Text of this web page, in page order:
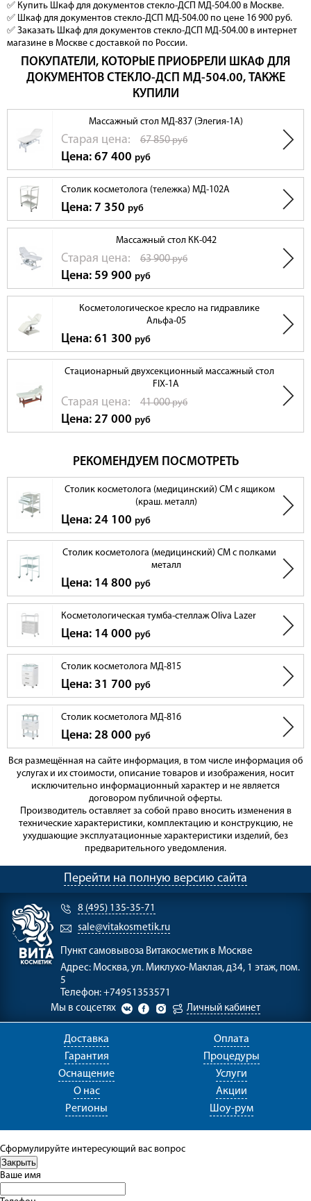
✅ Купить Шкаф для документов стекло-ДСП МД-504.00 в Москве.
✅ Шкаф для документов стекло-ДСП МД-504.00 по цене 16 900 руб.
✅ Заказать Шкаф для документов стекло-ДСП МД-504.00 в интернет
магазине в Москве с доставкой по России.
ПОКУПАТЕЛИ, КОТОРЫЕ ПРИОБРЕЛИ ШКАФ ДЛЯ
ДОКУМЕНТОВ СТЕКЛО-ДСП МД-504.00, ТАКЖЕ
КУПИЛИ
Массажный стол МД-837 (Элегия-1А)
Cтарая цена: 67 850руб
Цена: 67 400 руб
Столик косметолога (тележка) МД-102A
Цена: 7 350 руб
Массажный стол КК-042
Cтарая цена: 63 900руб
Цена: 59 900 руб
Косметологическое кресло на гидравлике
Альфа-05
Цена: 61 300 руб
Стационарный двухсекционный массажный стол
FIX-1А
Cтарая цена: 41 000руб
Цена: 27 000 руб
РЕКОМЕНДУЕМ ПОСМОТРЕТЬ
Столик косметолога (медицинский) СМ с ящиком
(краш. металл)
Цена: 24 100 руб
Столик косметолога (медицинский) СМ с полками
металл
Цена: 14 800 руб
Косметологическая тумба-стеллаж Oliva Lazer
Цена: 14 000 руб
Столик косметолога МД-815
Цена: 31 700 руб
Столик косметолога МД-816
Цена: 28 000 руб
Вся размещённая на сайте информация, в том числе информация об
услугах и их стоимости, описание товаров и изображения, носит
исключительно информационный характер и не является
договором публичной оферты.
Производитель оставляет за собой право вносить изменения в
технические характеристики, комплектацию и конструкцию, не
ухудшающие эксплуатационные характеристики изделий, без
предварительного уведомления.
Перейти на полную версию сайта
8 (495) 135-35-71
sale@vitakosmetik.ru
Пункт самовывоза Витакосметик в Москве
Адрес: Москва, ул. Миклухо-Маклая, д34, 1 этаж, пом.
5
Телефон: +74951353571
Мы в соцсетях
Личный кабинет
Доставка
Оплата
Гарантия
Процедуры
Оснащение
Услуги
О нас
Акции
Регионы
Шоу-рум
Сформулируйте интересующий вас вопрос
Ваше имя